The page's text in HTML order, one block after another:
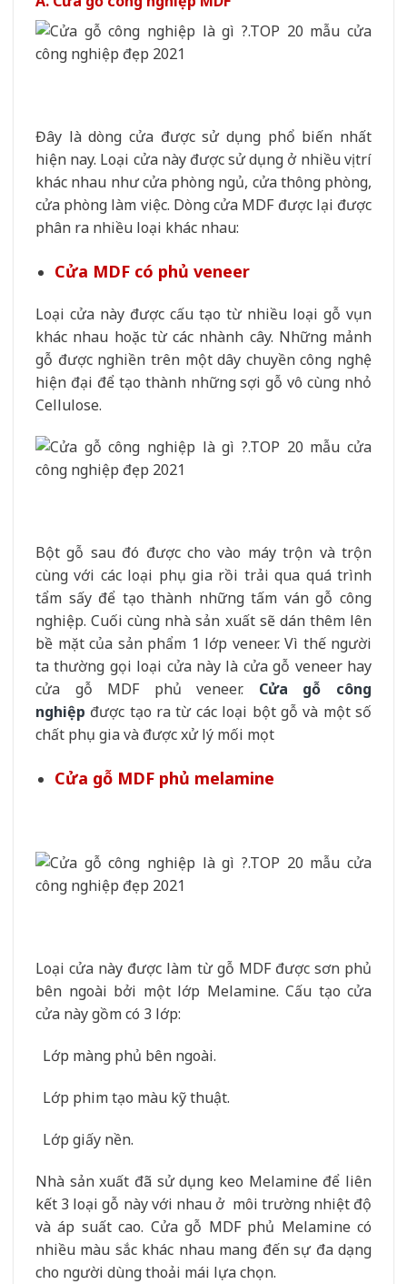
Đây là dòng cửa được sử dụng phổ biến nhất
hiện nay. Loại cửa này được sử dụng ở nhiều vị trí
khác nhau như cửa phòng ngủ, cửa thông phòng,
cửa phòng làm việc. Dòng cửa MDF được lại được
phân ra nhiều loại khác nhau:
Cửa MDF có phủ veneer
Loại cửa này được cấu tạo từ nhiều loại gỗ vụn
khác nhau hoặc từ các nhành cây. Những mảnh
gỗ được nghiền trên một dây chuyền công nghệ
hiện đại để tạo thành những sợi gỗ vô cùng nhỏ
Cellulose.
Bột gỗ sau đó được cho vào máy trộn và trộn
cùng với các loại phụ gia rồi trải qua quá trình
tẩm sấy để tạo thành những tấm ván gỗ công
nghiệp. Cuối cùng nhà sản xuất sẽ dán thêm lên
bề mặt của sản phẩm 1 lớp veneer. Vì thế người
ta thường gọi loại cửa này là cửa gỗ veneer hay
cửa gỗ MDF phủ veneer. Cửa gỗ công
nghiệp được tạo ra từ các loại bột gỗ và một số
chất phụ gia và được xử lý mối mọt
Cửa gỗ MDF phủ melamine
Loại cửa này được làm từ gỗ MDF được sơn phủ
bên ngoài bởi một lớp Melamine. Cấu tạo cửa
cửa này gồm có 3 lớp:
Lớp màng phủ bên ngoài.
Lớp phim tạo màu kỹ thuật.
Lớp giấy nền.
Nhà sản xuất đã sử dụng keo Melamine để liên
kết 3 loại gỗ này với nhau ở môi trường nhiệt độ
và áp suất cao. Cửa gỗ MDF phủ Melamine có
nhiều màu sắc khác nhau mang đến sự đa dạng
cho người dùng thoải mái lựa chọn.